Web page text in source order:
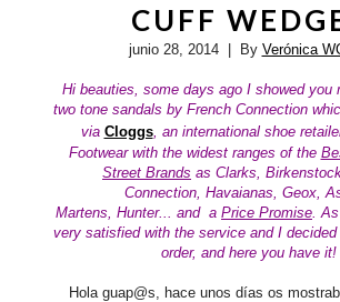
CUFF
junio 28, 2014| By Verónica
Hi beauties, some days ago I showed you
two tone sandals by French Connection
via Cloggs, an international shoe
Footwear with the widest ranges of the
Street Brands as Clarks,
Connection, Havaianas, Geox,
Martens, Hunter... and a Price Promise .
very satisfied with the service and I
order, and here you have it!
Hola guap@s, hace unos días os